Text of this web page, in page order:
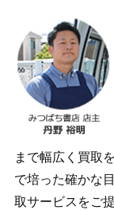
まで幅広く買取
で培った確かな
取サービスをご